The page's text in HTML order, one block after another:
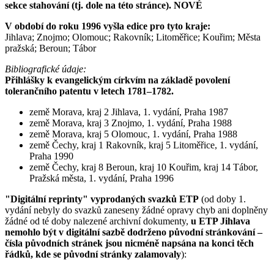
sekce stahování (tj. dole na této stránce). NOVÉ
V období do roku 1996 vyšla edice pro tyto kraje:
Jihlava; Znojmo; Olomouc; Rakovník; Litoměřice; Kouřim; Města
pražská; Beroun; Tábor
Bibliografické údaje:
Přihlášky k evangelickým církvím na základě povolení
tolerančního patentu v letech 1781–1782.
země Morava, kraj 2 Jihlava, 1. vydání, Praha 1987
země Morava, kraj 3 Znojmo, 1. vydání, Praha 1988
země Morava, kraj 5 Olomouc, 1. vydání, Praha 1988
země Čechy, kraj 1 Rakovník, kraj 5 Litoměřice, 1. vydání,
Praha 1990
země Čechy, kraj 8 Beroun, kraj 10 Kouřim, kraj 14 Tábor,
Pražská města, 1. vydání, Praha 1996
"Digitální reprinty" vyprodaných svazků ETP (od doby 1.
vydání nebyly do svazků zaneseny žádné opravy chyb ani doplněny
žádné od té doby nalezené archivní dokumenty, u ETP Jihlava
nemohlo být v digitální sazbě dodrženo původní stránkování –
čísla původních stránek jsou nicméně napsána na konci těch
řádků, kde se původní stránky zalamovaly):